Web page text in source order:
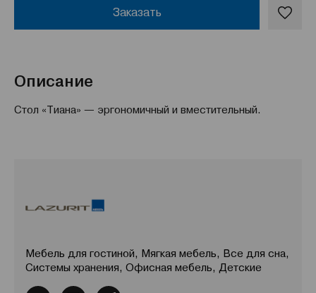
Заказать
Описание
Стол «Тиана» — эргономичный и вместительный.
Мебель для гостиной, Мягкая мебель, Все для сна,
Системы хранения, Офисная мебель, Детские